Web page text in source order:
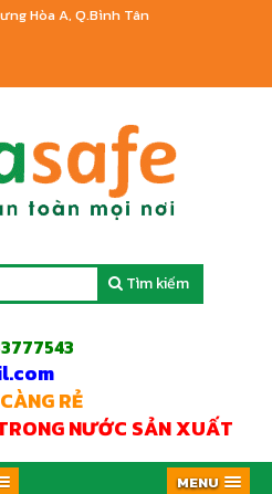
Hòa A, Q.Bình Tân
Tìm kiếm
RẺ
NƯỚC SẢN XUẤT
MENU